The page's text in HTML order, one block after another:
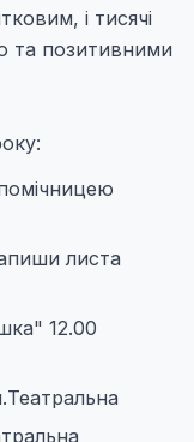
і тисячі
та позитивними
листа
12.00